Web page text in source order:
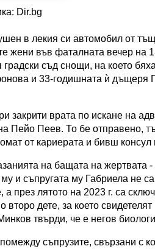
Dir.bg
в лекия си автомобил от
жени във фаталната вечер на
съд снощи, на което
и 33-годишната ѝ дъщеря
закрити врата по искане на
Пейо Пеев. То бе отправено,
от кариерата и бивш
на бащата на жертвата
и съпругата му Габриела не
през лятото на 2023 г. са
дете, за което
твърди, че е негов
съпрузите, свързани с